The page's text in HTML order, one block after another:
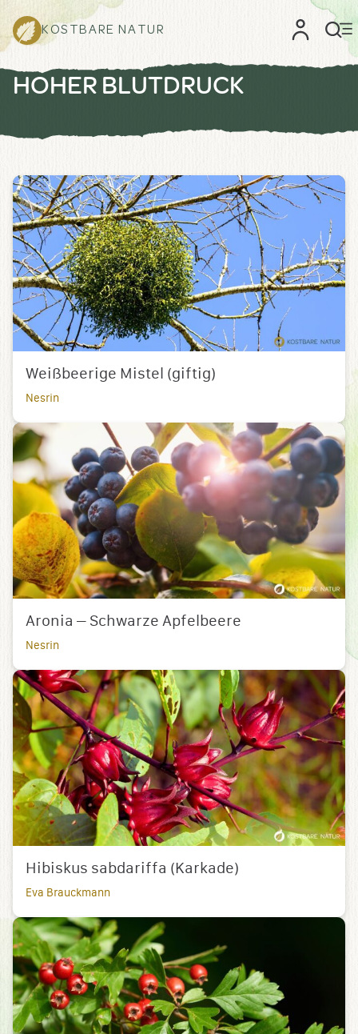
KOSTBARE NATUR
HOHER BLUTDRUCK
Weißbeerige Mistel (giftig)
Nesrin
Aronia – Schwarze Apfelbeere
Nesrin
Hibiskus sabdariffa (Karkade)
Eva Brauckmann